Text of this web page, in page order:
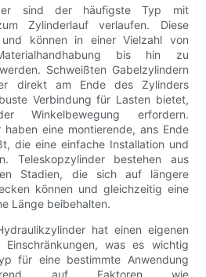
sind der häufigste Typ mit
Zylinderlauf verlaufen. Diese
können in einer Vielzahl von
bis hin zu
Schweißten Gabelzylindern
direkt am Ende des Zylinders
Verbindung für Lasten bietet,
erfordern.
haben eine montierende, ans Ende
die eine einfache Installation und
Teleskopzylinder bestehen aus
Stadien, die sich auf längere
können und gleichzeitig eine
Länge beibehalten.
hat einen eigenen
was es wichtig
für eine bestimmte Anwendung